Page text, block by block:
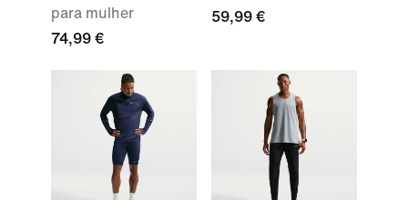
para mulher
74,99 €
59,99 €